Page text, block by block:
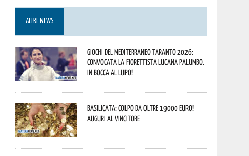
ALTRE NEWS
Giochi del Mediterraneo Taranto 2026:
convocata la fiorettista lucana Palumbo.
In bocca al lupo!
Basilicata: colpo da oltre 19000 Euro!
Auguri al vincitore